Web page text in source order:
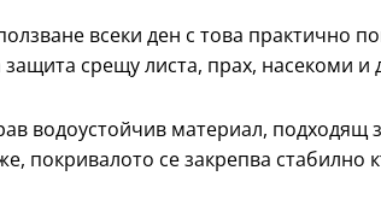
всеки ден с това практично
срещу листа, прах, насекоми
водоустойчив материал, подходящ
покривалото се закрепва